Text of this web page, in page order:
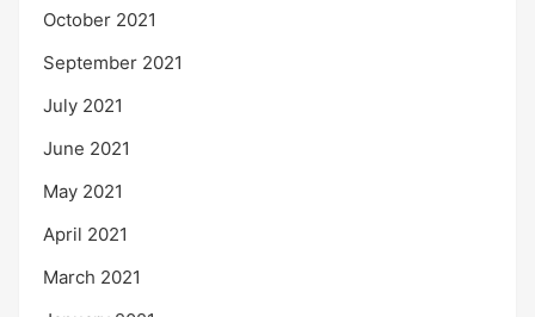
October 2021
September 2021
July 2021
June 2021
May 2021
April 2021
March 2021